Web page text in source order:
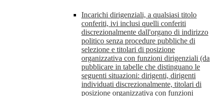
Incarichi dirigenziali, a qualsiasi titolo
conferiti, ivi inclusi quelli conferiti
discrezionalmente dall'organo di indirizzo
politico senza procedure pubbliche di
selezione e titolari di posizione
organizzativa con funzioni dirigenziali (da
pubblicare in tabelle che distinguano le
seguenti situazioni: dirigenti, dirigenti
individuati discrezionalmente, titolari di
posizione organizzativa con funzioni